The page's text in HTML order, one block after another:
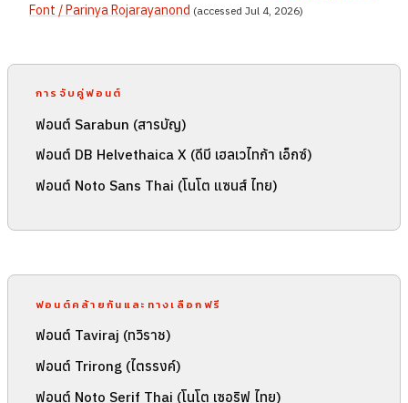
Font / Parinya Rojarayanond (accessed Jul 4, 2026)
การจับคู่ฟอนต์
ฟอนต์ Sarabun (สารบัญ)
ฟอนต์ DB Helvethaica X (ดีบี เฮลเวไทก้า เอ็กซ์)
ฟอนต์ Noto Sans Thai (โนโต แซนส์ ไทย)
ฟอนต์คล้ายกันและทางเลือกฟรี
ฟอนต์ Taviraj (ทวิราช)
ฟอนต์ Trirong (ไตรรงค์)
ฟอนต์ Noto Serif Thai (โนโต เซอริฟ ไทย)